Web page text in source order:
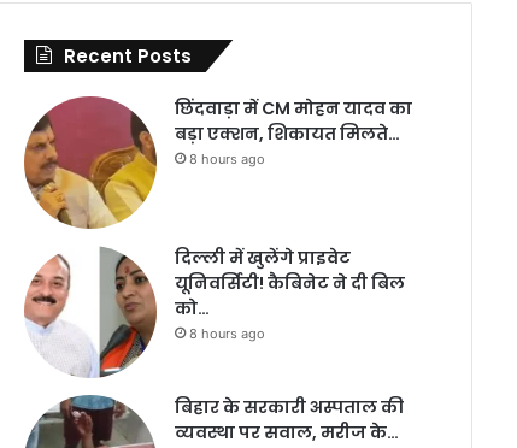
Recent Posts
छिंदवाड़ा में CM मोहन यादव का
बड़ा एक्शन, शिकायत मिलते…
8 hours ago
दिल्ली में खुलेंगे प्राइवेट
यूनिवर्सिटी! कैबिनेट ने दी बिल
को…
8 hours ago
बिहार के सरकारी अस्पताल की
व्यवस्था पर सवाल, मरीज के…